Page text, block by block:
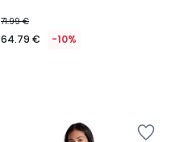
71.99 €
64.79 € -10%